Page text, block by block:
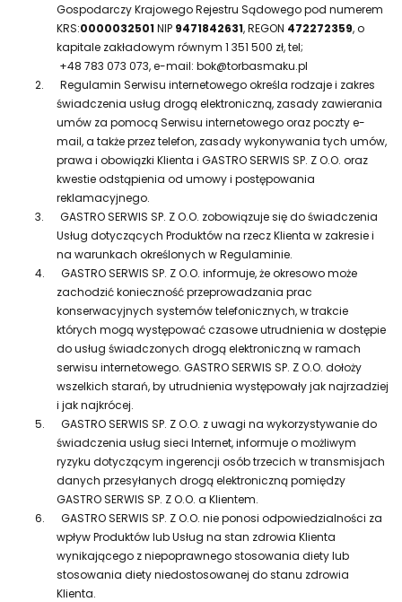
Gospodarczy Krajowego Rejestru Sądowego pod numerem
KRS:0000032501 NIP 9471842631, REGON 472272359, o
kapitale zakładowym równym 1 351 500 zł, tel;
+48 783 073 073, e-mail: bok@torbasmaku.pl
2.
Regulamin Serwisu internetowego określa rodzaje i zakres
świadczenia usług drogą elektroniczną, zasady zawierania
umów za pomocą Serwisu internetowego oraz poczty e-
mail, a także przez telefon, zasady wykonywania tych umów,
prawa i obowiązki Klienta i GASTRO SERWIS SP. Z O.O. oraz
kwestie odstąpienia od umowy i postępowania
reklamacyjnego.
3.
GASTRO SERWIS SP. Z O.O. zobowiązuje się do świadczenia
Usług dotyczących Produktów na rzecz Klienta w zakresie i
na warunkach określonych w Regulaminie.
4.
GASTRO SERWIS SP. Z O.O. informuje, że okresowo może
zachodzić konieczność przeprowadzania prac
konserwacyjnych systemów telefonicznych, w trakcie
których mogą występować czasowe utrudnienia w dostępie
do usług świadczonych drogą elektroniczną w ramach
serwisu internetowego. GASTRO SERWIS SP. Z O.O. dołoży
wszelkich starań, by utrudnienia występowały jak najrzadziej
i jak najkrócej.
5.
GASTRO SERWIS SP. Z O.O. z uwagi na wykorzystywanie do
świadczenia usług sieci Internet, informuje o możliwym
ryzyku dotyczącym ingerencji osób trzecich w transmisjach
danych przesyłanych drogą elektroniczną pomiędzy
GASTRO SERWIS SP. Z O.O. a Klientem.
6.
GASTRO SERWIS SP. Z O.O. nie ponosi odpowiedzialności za
wpływ Produktów lub Usług na stan zdrowia Klienta
wynikającego z niepoprawnego stosowania diety lub
stosowania diety niedostosowanej do stanu zdrowia
Klienta.